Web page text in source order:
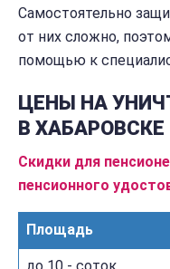
Самостоятельно
от них сложно,
помощью к
ЦЕНЫ НА
В ХАБАРОВСКЕ
Скидки для
пенсионного
Площадь